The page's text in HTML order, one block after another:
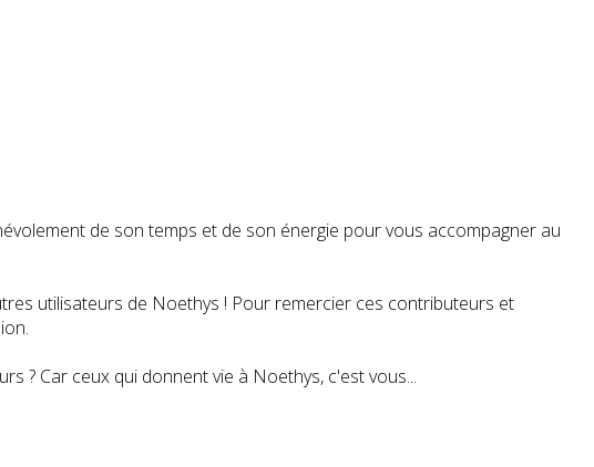
de son temps et de son énergie pour vous accompagner au
utilisateurs de Noethys ! Pour remercier ces contributeurs et
? Car ceux qui donnent vie à Noethys, c'est vous...